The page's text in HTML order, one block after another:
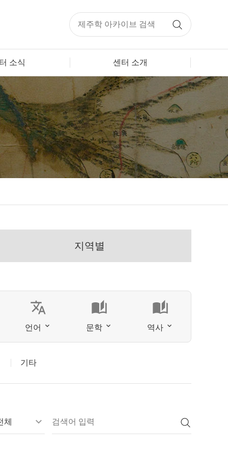
소식 센터 소개
지역별
translate
언어
auto_stories
문학
auto_stories
역사
기타